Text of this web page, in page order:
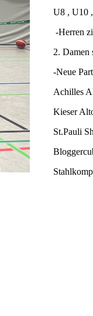
U8 , U10
-Herren
2. Damen
-Neue
Achilles
Kieser
St.Pauli